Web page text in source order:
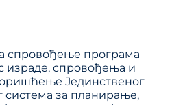
спровођење програма
израде, спровођења и
Јединственог
за планирање,